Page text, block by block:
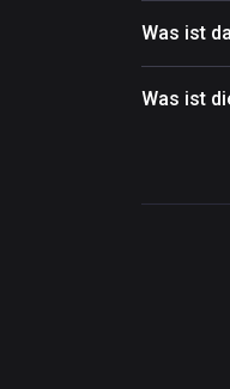
Was ist
Was ist